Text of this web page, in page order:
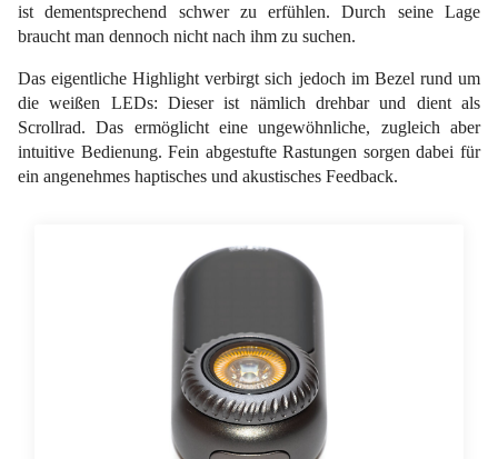
ist dementsprechend schwer zu erfühlen. Durch seine Lage
braucht man dennoch nicht nach ihm zu suchen.
Das eigentliche Highlight verbirgt sich jedoch im Bezel rund um
die weißen LEDs: Dieser ist nämlich drehbar und dient als
Scrollrad. Das ermöglicht eine ungewöhnliche, zugleich aber
intuitive Bedienung. Fein abgestufte Rastungen sorgen dabei für
ein angenehmes haptisches und akustisches Feedback.